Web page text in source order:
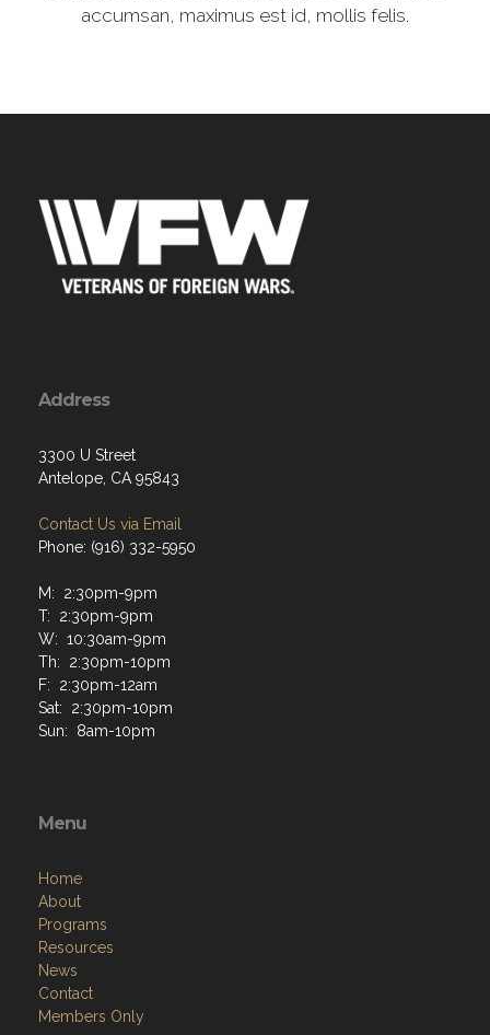
accumsan, maximus est id, mollis felis.
Address
3300 U Street
Antelope, CA 95843
Contact Us via Email
Phone: (916) 332-5950
M: 2:30pm-9pm
T: 2:30pm-9pm
W: 10:30am-9pm
Th: 2:30pm-10pm
F: 2:30pm-12am
Sat: 2:30pm-10pm
Sun: 8am-10pm
Menu
Home
About
Programs
Resources
News
Contact
Members Only